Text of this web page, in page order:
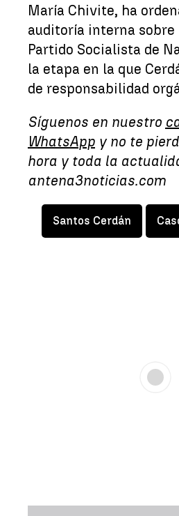
María Chivite, ha
auditoría interna sobre
Partido Socialista de
la etapa en la que
de responsabilidad
Síguenos en nuestro
WhatsApp y no te
hora y toda la
antena3noticias.com
Santos Cerdán